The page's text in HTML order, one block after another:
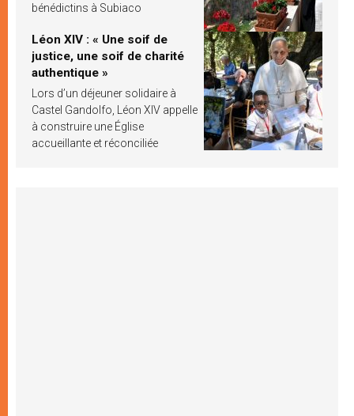
bénédictins à Subiaco
Léon XIV : « Une soif de
justice, une soif de charité
authentique »
Lors d’un déjeuner solidaire à
Castel Gandolfo, Léon XIV appelle
à construire une Église
accueillante et réconciliée